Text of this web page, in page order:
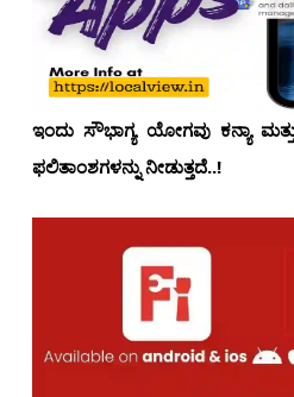
ಇಂದು ಸೌಭಾಗ್ಯ ಯೋಗವು ಕನ್ಯಾ
ಫಲಿತಾಂಶಗಳನ್ನು ನೀಡುತ್ತದೆ..!